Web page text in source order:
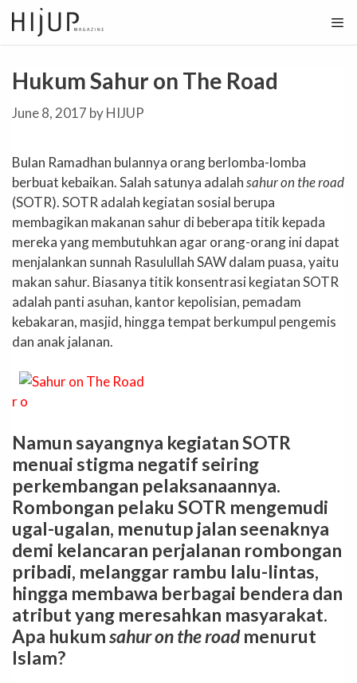
Skip
to
content
Hukum Sahur on The Road
June 8, 2017 byHIJUP
Bulan Ramadhan bulannya orang berlomba-lomba
berbuat kebaikan. Salah satunya adalahsahur on the road
(SOTR). SOTR adalah kegiatan sosial berupa
membagikan makanan sahur di beberapa titik kepada
mereka yang membutuhkan agar orang-orang ini dapat
menjalankan sunnah Rasulullah SAW dalam puasa, yaitu
makan sahur. Biasanya titik konsentrasi kegiatan SOTR
adalah panti asuhan, kantor kepolisian, pemadam
kebakaran, masjid, hingga tempat berkumpul pengemis
dan anak jalanan.
r o
Namun sayangnya kegiatan SOTR
menuai stigma negatif seiring
perkembangan pelaksanaannya.
Rombongan pelaku SOTR mengemudi
ugal-ugalan, menutup jalan seenaknya
demi kelancaran perjalanan rombongan
pribadi, melanggar rambu lalu-lintas,
hingga membawa berbagai bendera dan
atribut yang meresahkan masyarakat.
Apa hukumsahur on the roadmenurut
Islam?